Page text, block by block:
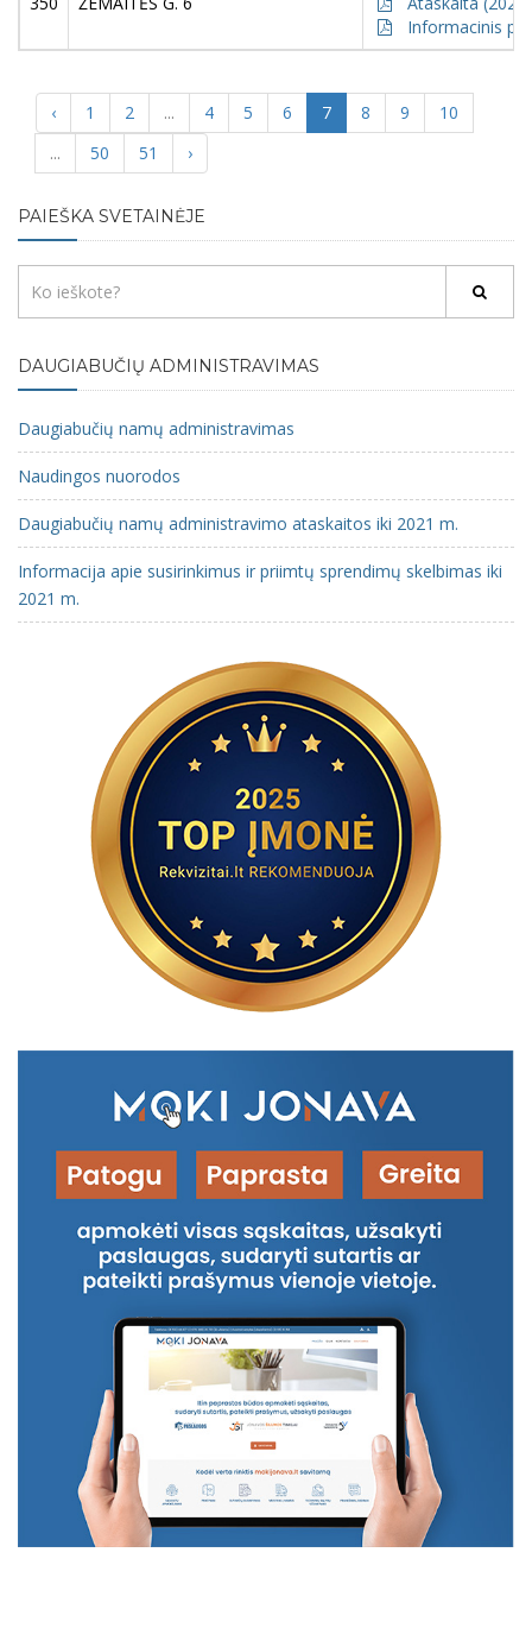
Informacinis
‹ 1 2 ... 4 5 6 7 8 9
10
...
50 51 ›
PAIEŠKA SVETAINĖJE
DAUGIABUČIŲ ADMINISTRAVIMAS
Daugiabučių namų administravimas
Naudingos nuorodos
Daugiabučių namų administravimo ataskaitos iki 2021 m.
Informacija apie susirinkimus ir priimtų sprendimų skelbimas iki
2021 m.